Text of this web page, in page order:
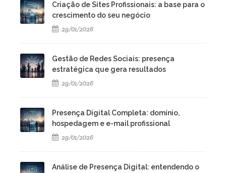
Criação de Sites Profissionais: a base para o
crescimento do seu negócio
29/01/2026
Gestão de Redes Sociais: presença
estratégica que gera resultados
29/01/2026
Presença Digital Completa: domínio,
hospedagem e e-mail profissional
29/01/2026
Análise de Presença Digital: entendendo o